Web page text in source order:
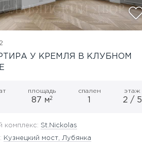
У КРЕМЛЯ В КЛУБНОМ
площадь
87 м2
спален этаж
2 / 5
комплекс: St.Nickolas
Кузнецкий мост, Лубянка